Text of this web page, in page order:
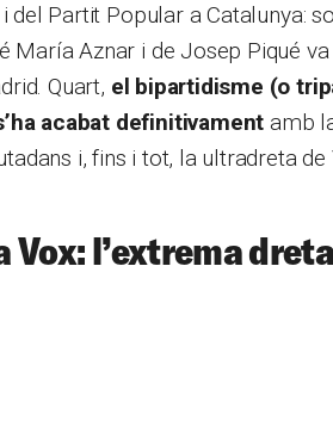
del Partit Popular a Catalunya:
María Aznar i de Josep Piqué
Quart, el bipartidisme (o
acabat definitivament amb
i, fins i tot, la ultradreta de
Vox: l’extrema